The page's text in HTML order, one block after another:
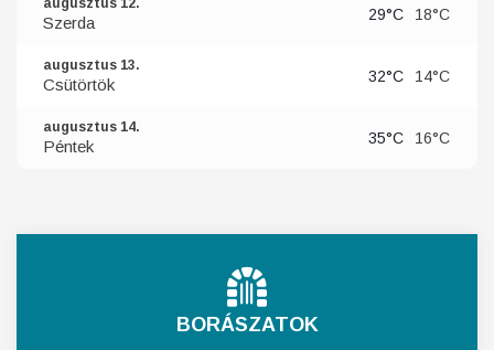
augusztus 12.
Szerda 29°C 18°C
augusztus 13.
Csütörtök 32°C 14°C
augusztus 14.
Péntek 35°C 16°C
BORÁSZATOK